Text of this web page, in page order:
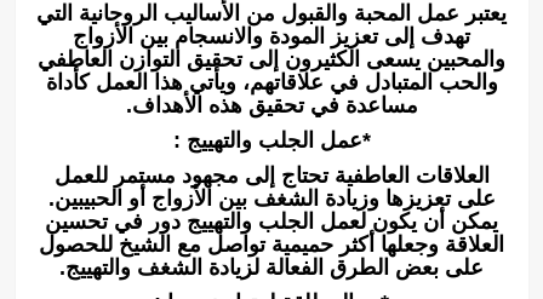
يعتبر عمل المحبة والقبول من الأساليب الروحانية التي
تهدف إلى تعزيز المودة والانسجام بين الأزواج
والمحبين يسعى الكثيرون إلى تحقيق التوازن العاطفي
والحب المتبادل في علاقاتهم، ويأتي هذا العمل كأداة
مساعدة في تحقيق هذه الأهداف.
*عمل الجلب والتهييج :
العلاقات العاطفية تحتاج إلى مجهود مستمر للعمل
على تعزيزها وزيادة الشغف بين الأزواج أو الحبيبين.
يمكن أن يكون لعمل الجلب والتهييج دور في تحسين
العلاقة وجعلها أكثر حميمية تواصل مع الشيخ للحصول
على بعض الطرق الفعالة لزيادة الشغف والتهييج.